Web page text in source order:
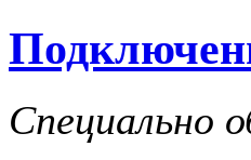
Специально